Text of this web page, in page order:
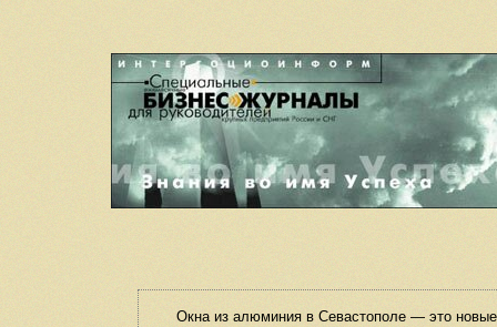
Окна из алюминия в Севастополе — это